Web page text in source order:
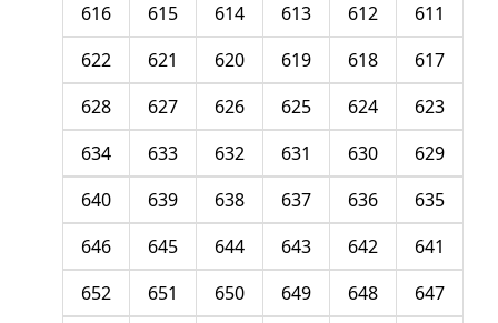
611
612
613
614
615
616
617
618
619
620
621
622
623
624
625
626
627
628
629
630
631
632
633
634
635
636
637
638
639
640
641
642
643
644
645
646
647
648
649
650
651
652